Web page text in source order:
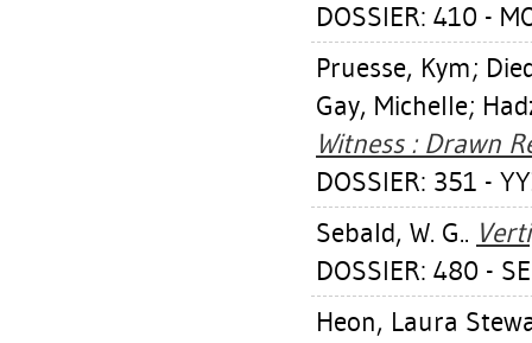
DOSSIER: 410 -
Pruesse, Kym;
Gay, Michelle;
Witness : Drawn
DOSSIER: 351 -
Sebald, W. G..
DOSSIER: 480 -
Heon, Laura